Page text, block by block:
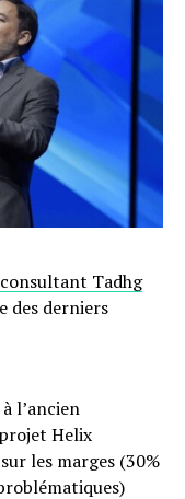
Tadhg
des derniers
l’ancien
Helix
les marges (30%